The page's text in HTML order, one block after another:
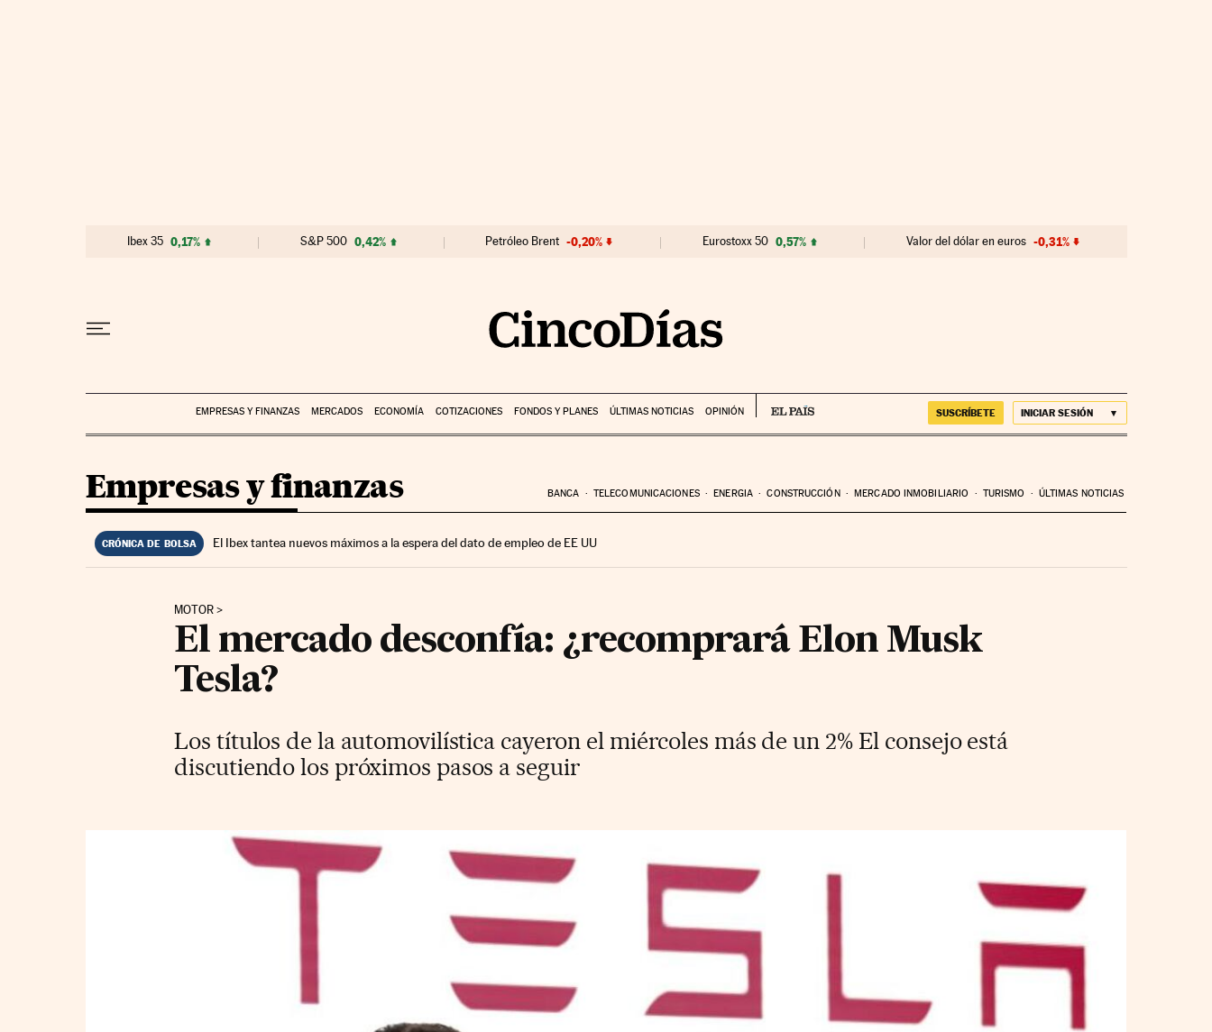
Ibex 35 0,17% S&P 500 0,42% Petróleo Brent -0,20% Eurostoxx 50 0,57% Valor del dólar en euros -0,31%
EMPRESAS Y FINANZAS MERCADOS ECONOMÍA COTIZACIONES FONDOS Y PLANES ÚLTIMAS NOTICIAS OPINIÓN SUSCRÍBETE INICIAR SESIÓN
Empresas y finanzas BANCA TELECOMUNICACIONES ENERGIA CONSTRUCCIÓN MERCADO INMOBILIARIO TURISMO ÚLTIMAS NOTICIAS
CRÓNICA DE BOLSA El Ibex tantea nuevos máximos a la espera del dato de empleo de EE UU
MOTOR
El mercado desconfía: ¿recomprará Elon Musk
Tesla?
Los títulos de la automovilística cayeron el miércoles más de un 2% El consejo está
discutiendo los próximos pasos a seguir